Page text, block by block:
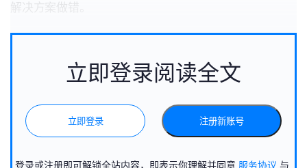
解决方案做错。
立即登录阅读全文
立即登录 注册新账号
登录或注册即可解锁全站内容，即表示你理解并同意 服务协议 与